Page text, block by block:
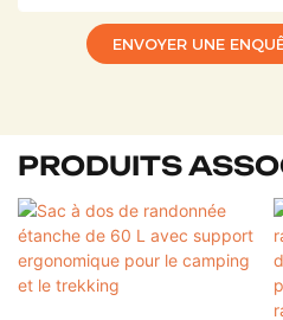
ENVOYER UNE
PRODUITS